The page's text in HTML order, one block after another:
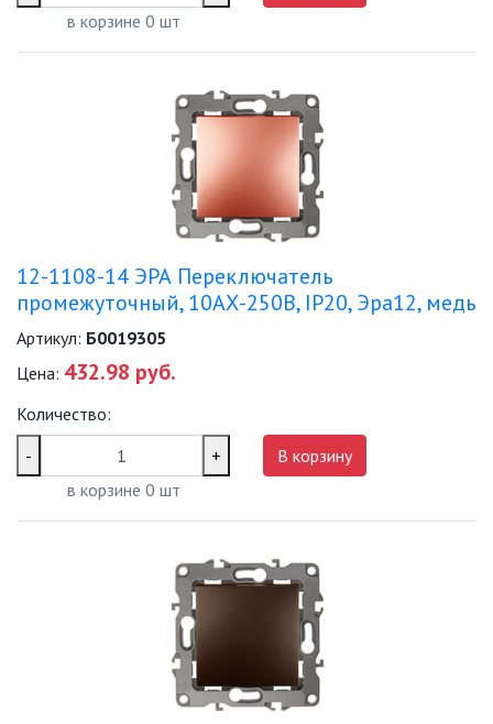
в корзине 0 шт
12-1108-14 ЭРА Переключатель
промежуточный, 10АХ-250В, IP20, Эра12, медь
Артикул: Б0019305
Цена: 432.98 руб.
Количество:
-
+
в корзине 0 шт
В корзину